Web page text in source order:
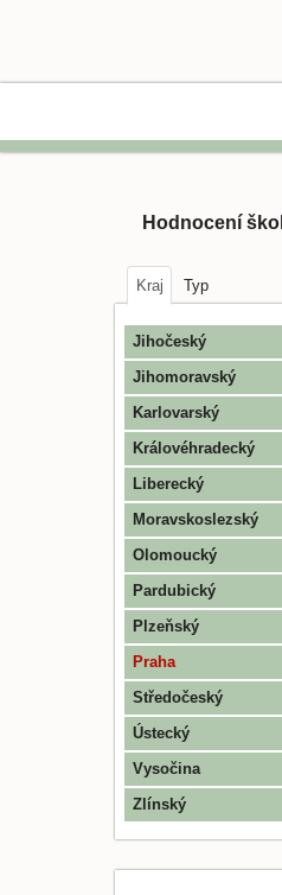
Hodnocení škol
Kraj Typ
Jihočeský
Jihomoravský
Karlovarský
Královéhradecký
Liberecký
Moravskoslezský
Olomoucký
Pardubický
Plzeňský
Praha
Středočeský
Ústecký
Vysočina
Zlínský